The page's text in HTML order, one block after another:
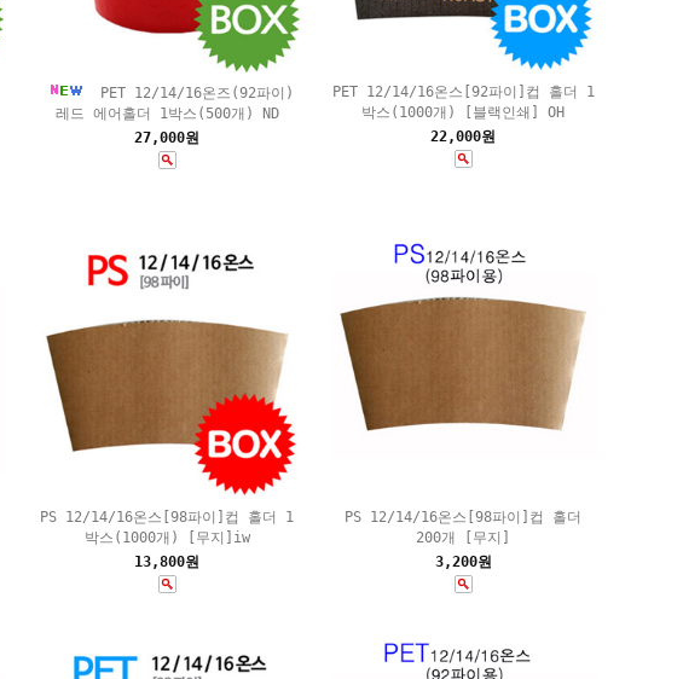
PET 12/14/16온즈(92파이)
레드 에어홀더 1박스(500개) ND
27,000원
PET 12/14/16온스[92파이]컵 홀더 1
박스(1000개) [블랙인쇄] OH
22,000원
PS 12/14/16온스[98파이]컵 홀더 1
박스(1000개) [무지]iw
13,800원
PS 12/14/16온스[98파이]컵 홀더
200개 [무지]
3,200원